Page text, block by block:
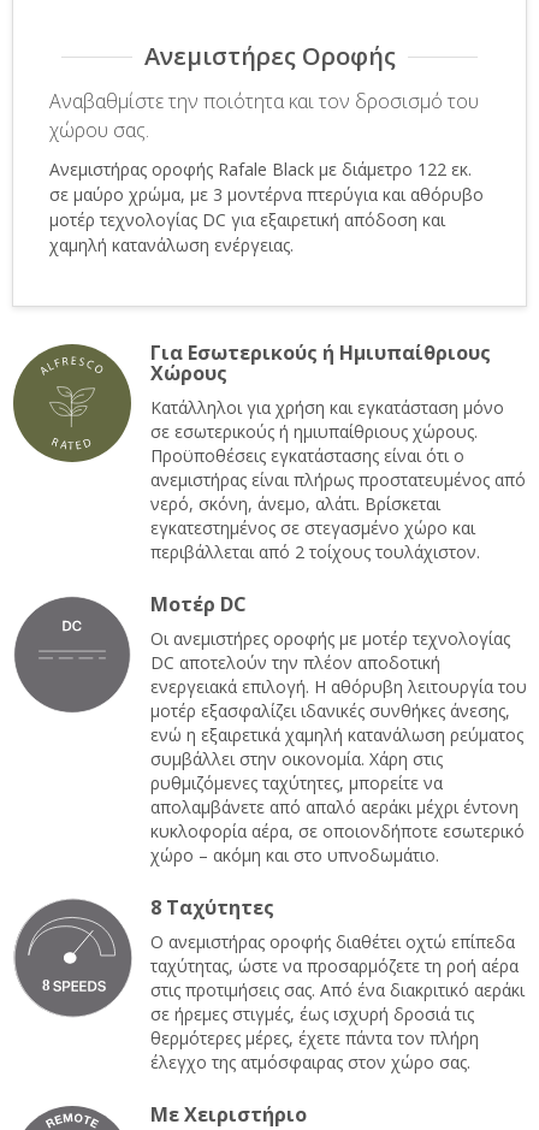
Ανεμιστήρες Οροφής
Αναβαθμίστε την ποιότητα και τον δροσισμό του
χώρου σας.
Ανεμιστήρας οροφής Rafale Black με διάμετρο 122 εκ.
σε μαύρο χρώμα, με 3 μοντέρνα πτερύγια και αθόρυβο
μοτέρ τεχνολογίας DC για εξαιρετική απόδοση και
χαμηλή κατανάλωση ενέργειας.
Για Εσωτερικούς ή Ημιυπαίθριους
Χώρους
Κατάλληλοι για χρήση και εγκατάσταση μόνο
σε εσωτερικούς ή ημιυπαίθριους χώρους.
Προϋποθέσεις εγκατάστασης είναι ότι ο
ανεμιστήρας είναι πλήρως προστατευμένος από
νερό, σκόνη, άνεμο, αλάτι. Βρίσκεται
εγκατεστημένος σε στεγασμένο χώρο και
περιβάλλεται από 2 τοίχους τουλάχιστον.
Μοτέρ DC
Οι ανεμιστήρες οροφής με μοτέρ τεχνολογίας
DC αποτελούν την πλέον αποδοτική
ενεργειακά επιλογή. Η αθόρυβη λειτουργία του
μοτέρ εξασφαλίζει ιδανικές συνθήκες άνεσης,
ενώ η εξαιρετικά χαμηλή κατανάλωση ρεύματος
συμβάλλει στην οικονομία. Χάρη στις
ρυθμιζόμενες ταχύτητες, μπορείτε να
απολαμβάνετε από απαλό αεράκι μέχρι έντονη
κυκλοφορία αέρα, σε οποιονδήποτε εσωτερικό
χώρο – ακόμη και στο υπνοδωμάτιο.
8 Ταχύτητες
Ο ανεμιστήρας οροφής διαθέτει οχτώ επίπεδα
ταχύτητας, ώστε να προσαρμόζετε τη ροή αέρα
στις προτιμήσεις σας. Από ένα διακριτικό αεράκι
σε ήρεμες στιγμές, έως ισχυρή δροσιά τις
θερμότερες μέρες, έχετε πάντα τον πλήρη
έλεγχο της ατμόσφαιρας στον χώρο σας.
Με Χειριστήριο